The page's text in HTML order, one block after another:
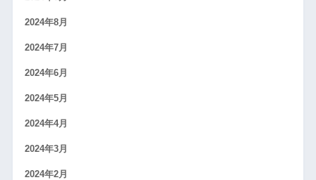
2024年8月
2024年7月
2024年6月
2024年5月
2024年4月
2024年3月
2024年2月